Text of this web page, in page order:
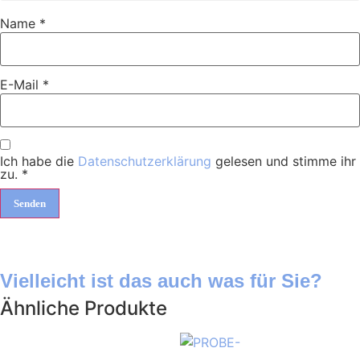
Name *
E-Mail *
Ich habe die Datenschutzerklärung gelesen und stimme ihr
zu. *
Vielleicht ist das auch was für Sie?
Ähnliche Produkte